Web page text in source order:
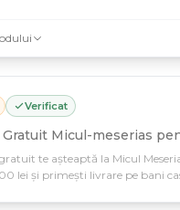
Verificat
Micul-meserias
te așteaptă la Micul
lei și primești livrare pe bani